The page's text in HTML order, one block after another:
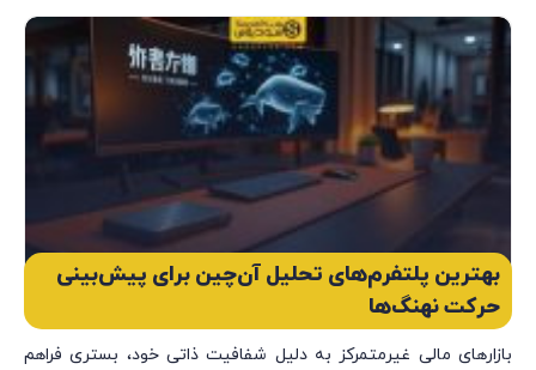
بهترین پلتفرم‌های تحلیل آن‌چین برای پیش‌بینی
حرکت نهنگ‌ها
بازارهای مالی غیرمتمرکز به دلیل شفافیت ذاتی خود، بستری فراهم